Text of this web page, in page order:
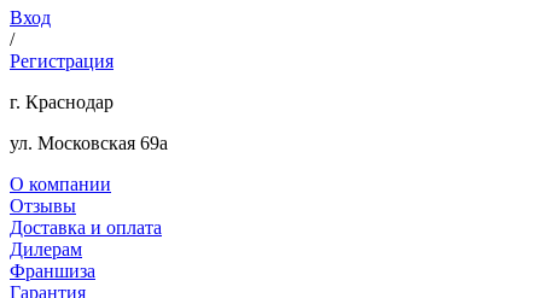
Вход
/
Регистрация
г. Краснодар
ул. Московская 69а
О компании
Отзывы
Доставка и оплата
Дилерам
Франшиза
Гарантия